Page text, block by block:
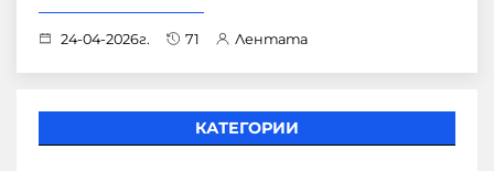
24-04-2026г. 71 Лентата
КАТЕГОРИИ